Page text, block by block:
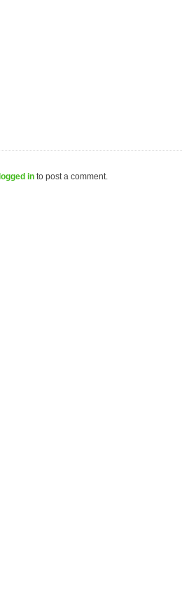
logged in to post a comment.